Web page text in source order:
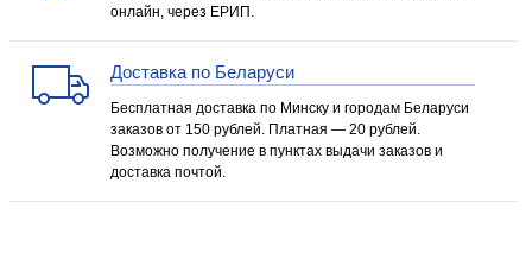
онлайн, через ЕРИП.
Доставка по Беларуси
Бесплатная доставка по Минску и городам Беларуси
заказов от 150 рублей. Платная — 20 рублей.
Возможно получение в пунктах выдачи заказов и
доставка почтой.